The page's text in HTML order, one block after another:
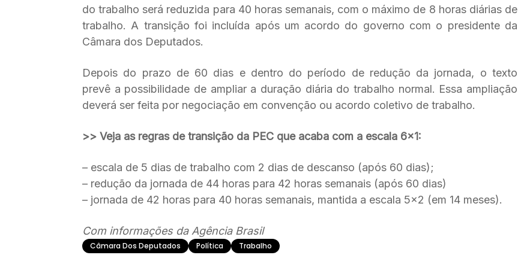
do trabalho será reduzida para 40 horas semanais, com o máximo de 8 horas diárias de
trabalho. A transição foi incluída após um acordo do governo com o presidente da
Câmara dos Deputados.
Depois do prazo de 60 dias e dentro do período de redução da jornada, o texto
prevê a possibilidade de ampliar a duração diária do trabalho normal. Essa ampliação
deverá ser feita por negociação em convenção ou acordo coletivo de trabalho.
>> Veja as regras de transição da PEC que acaba com a escala 6×1:
– escala de 5 dias de trabalho com 2 dias de descanso (após 60 dias);
– redução da jornada de 44 horas para 42 horas semanais (após 60 dias)
– jornada de 42 horas para 40 horas semanais, mantida a escala 5×2 (em 14 meses).
Com informações da Agência Brasil
Câmara Dos Deputados Política Trabalho